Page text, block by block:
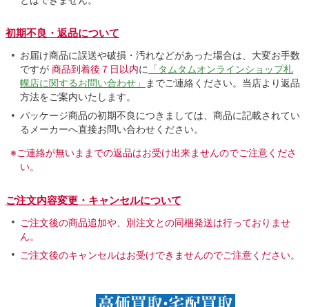
初期不良・返品について
お届け商品に誤送や破損・汚れなどがあった場合は、大変お手数
ですが 商品到着後７日以内に 「タムタムオンラインショップ札
幌店に関するお問い合わせ」 までご連絡ください。当店より返品
方法をご案内いたします。
パッケージ商品の初期不良につきましては、商品に記載されてい
るメーカーへ直接お問い合わせください。
※ご連絡が無いままでの返品はお受け出来ませんのでご注意くださ
い。
ご注文内容変更・キャンセルについて
ご注文後の商品追加や、別注文との同梱発送は行っておりませ
ん。
ご注文後のキャンセルはお受けできませんのでご注意ください。